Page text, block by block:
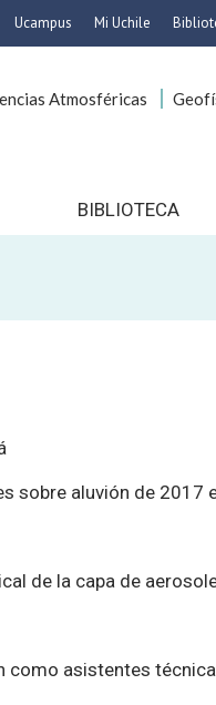
Cs.
Comunicación e
Economía y
Ucampus Mi Uchile
Atmosféricas
BIBLIOTECA
sobre aluvión de 2017
de la capa de
como asistentes